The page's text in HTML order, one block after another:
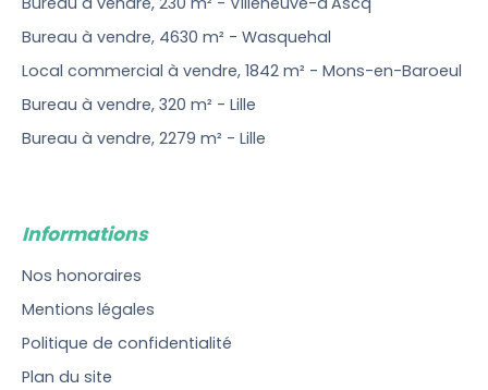
Bureau à vendre, 4630 m² - Wasquehal
Local commercial à vendre, 1842 m² - Mons-en-Baroeul
Bureau à vendre, 320 m² - Lille
Bureau à vendre, 2279 m² - Lille
Informations
Nos honoraires
Mentions légales
Politique de confidentialité
Plan du site